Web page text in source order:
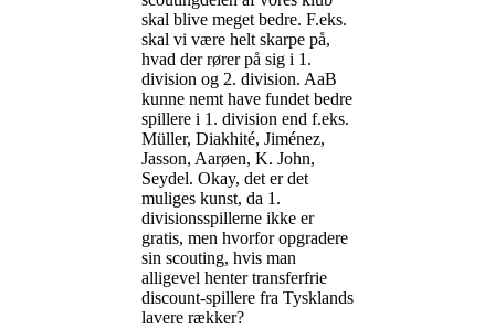
skal blive meget bedre. F.eks.
skal vi være helt skarpe på,
hvad der rører på sig i 1.
division og 2. division. AaB
kunne nemt have fundet bedre
spillere i 1. division end f.eks.
Müller, Diakhité, Jiménez,
Jasson, Aarøen, K. John,
Seydel. Okay, det er det
muliges kunst, da 1.
divisionsspillerne ikke er
gratis, men hvorfor opgradere
sin scouting, hvis man
alligevel henter transferfrie
discount-spillere fra Tysklands
lavere rækker?